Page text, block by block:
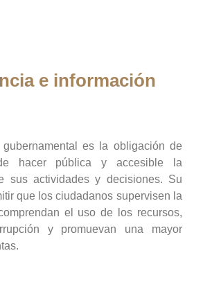
e información
gubernamental es la obligación de
hacer pública y accesible la
sus actividades y decisiones. Su
que los ciudadanos supervisen la
el uso de los recursos,
y promuevan una mayor